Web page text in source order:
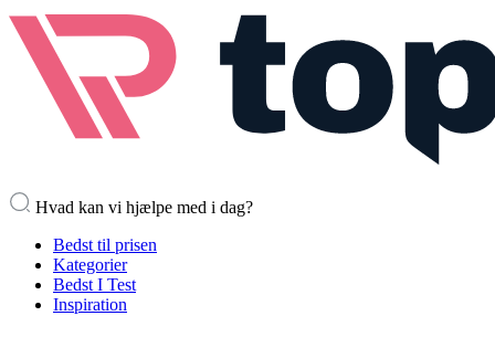
Hvad kan vi hjælpe med i dag?
Bedst til prisen
Kategorier
Bedst I Test
Inspiration